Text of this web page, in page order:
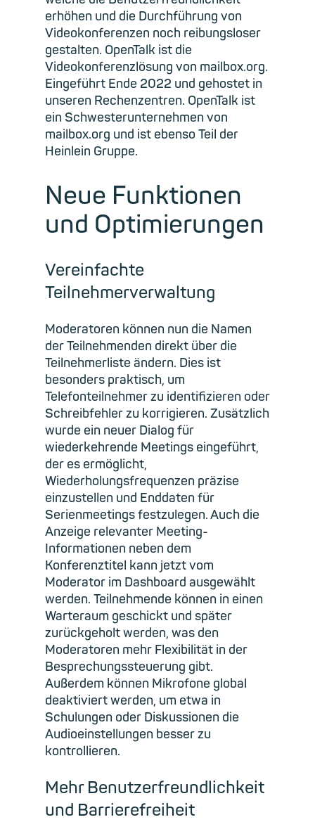
erhöhen und die Durchführung von
Videokonferenzen noch reibungsloser
gestalten. OpenTalk ist die
Videokonferenzlösung von mailbox.org.
Eingeführt Ende 2022 und gehostet in
unseren Rechenzentren. OpenTalk ist
ein Schwesterunternehmen von
mailbox.org und ist ebenso Teil der
Heinlein Gruppe.
Neue Funktionen
und Optimierungen
Vereinfachte
Teilnehmerverwaltung
Moderatoren können nun die Namen
der Teilnehmenden direkt über die
Teilnehmerliste ändern. Dies ist
besonders praktisch, um
Telefonteilnehmer zu identifizieren oder
Schreibfehler zu korrigieren. Zusätzlich
wurde ein neuer Dialog für
wiederkehrende Meetings eingeführt,
der es ermöglicht,
Wiederholungsfrequenzen präzise
einzustellen und Enddaten für
Serienmeetings festzulegen. Auch die
Anzeige relevanter Meeting-
Informationen neben dem
Konferenztitel kann jetzt vom
Moderator im Dashboard ausgewählt
werden. Teilnehmende können in einen
Warteraum geschickt und später
zurückgeholt werden, was den
Moderatoren mehr Flexibilität in der
Besprechungssteuerung gibt.
Außerdem können Mikrofone global
deaktiviert werden, um etwa in
Schulungen oder Diskussionen die
Audioeinstellungen besser zu
kontrollieren.
Mehr Benutzerfreundlichkeit
und Barrierefreiheit